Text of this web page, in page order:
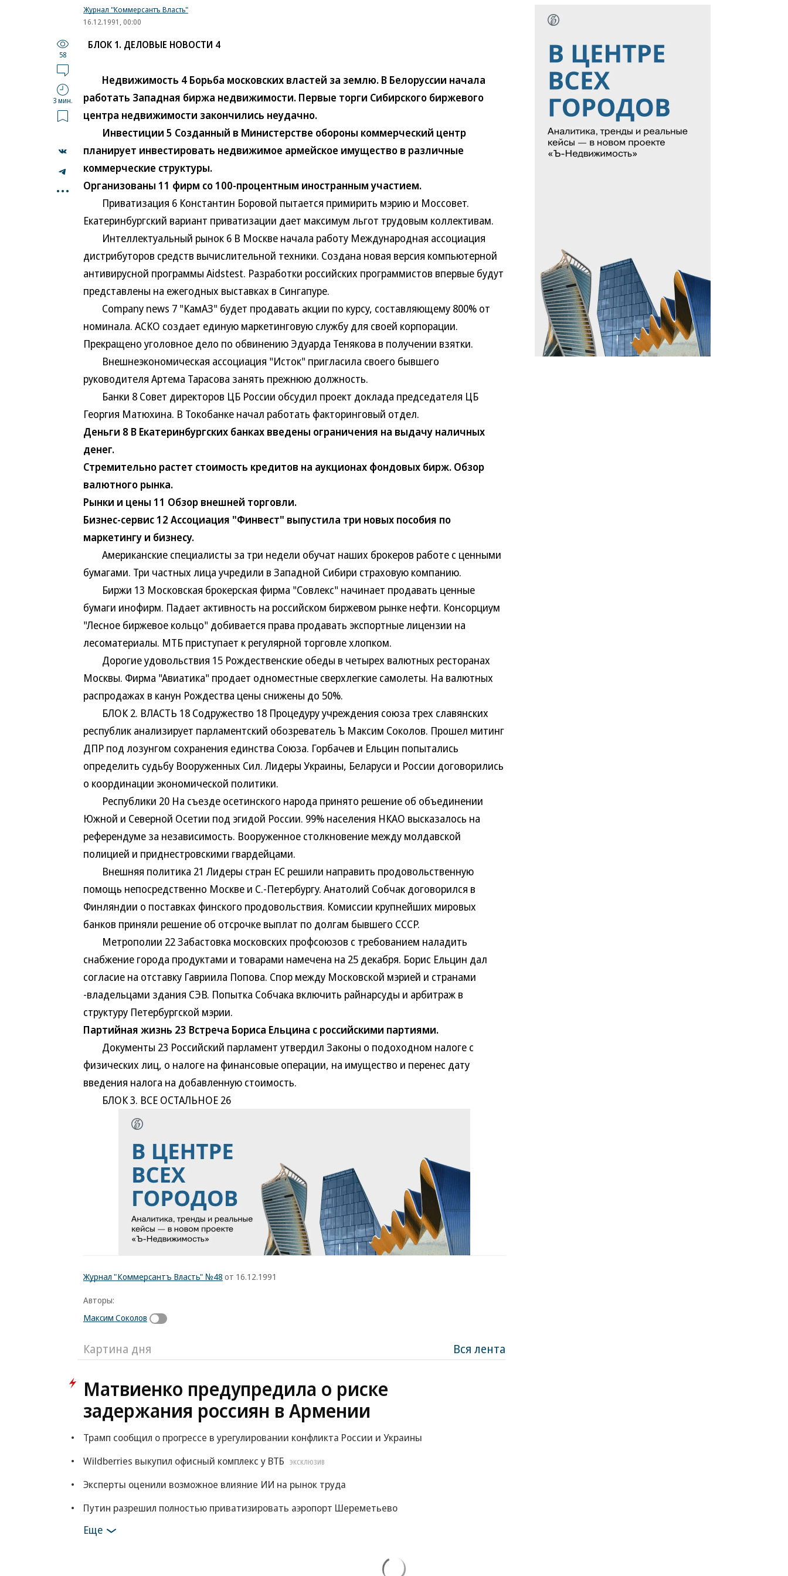
Журнал "Коммерсантъ Власть"
16.12.1991, 00:00
58
3 мин.
...
БЛОК 1. ДЕЛОВЫЕ НОВОСТИ 4
Недвижимость 4 Борьба московских властей за землю. В Белоруссии начала
работать Западная биржа недвижимости. Первые торги Сибирского биржевого
центра недвижимости закончились неудачно.
Инвестиции 5 Созданный в Министерстве обороны коммерческий центр
планирует инвестировать недвижимое армейское имущество в различные
коммерческие структуры.
Организованы 11 фирм со 100-процентным иностранным участием.
Приватизация 6 Константин Боровой пытается примирить мэрию и Моссовет.
Екатеринбургский вариант приватизации дает максимум льгот трудовым коллективам.
Интеллектуальный рынок 6 В Москве начала работу Международная ассоциация
дистрибуторов средств вычислительной техники. Создана новая версия компьютерной
антивирусной программы Aidstest. Разработки российских программистов впервые будут
представлены на ежегодных выставках в Сингапуре.
Company news 7 "КамАЗ" будет продавать акции по курсу, составляющему 800% от
номинала. АСКО создает единую маркетинговую службу для своей корпорации.
Прекращено уголовное дело по обвинению Эдуарда Тенякова в получении взятки.
Внешнеэкономическая ассоциация "Исток" пригласила своего бывшего
руководителя Артема Тарасова занять прежнюю должность.
Банки 8 Совет директоров ЦБ России обсудил проект доклада председателя ЦБ
Георгия Матюхина. В Токобанке начал работать факторинговый отдел.
Деньги 8 В Екатеринбургских банках введены ограничения на выдачу наличных
денег.
Стремительно растет стоимость кредитов на аукционах фондовых бирж. Обзор
валютного рынка.
Рынки и цены 11 Обзор внешней торговли.
Бизнес-сервис 12 Ассоциация "Финвест" выпустила три новых пособия по
маркетингу и бизнесу.
Американские специалисты за три недели обучат наших брокеров работе с ценными
бумагами. Три частных лица учредили в Западной Сибири страховую компанию.
Биржи 13 Московская брокерская фирма "Совлекс" начинает продавать ценные
бумаги инофирм. Падает активность на российском биржевом рынке нефти. Консорциум
"Лесное биржевое кольцо" добивается права продавать экспортные лицензии на
лесоматериалы. МТБ приступает к регулярной торговле хлопком.
Дорогие удовольствия 15 Рождественские обеды в четырех валютных ресторанах
Москвы. Фирма "Авиатика" продает одноместные сверхлегкие самолеты. На валютных
распродажах в канун Рождества цены снижены до 50%.
БЛОК 2. ВЛАСТЬ 18 Содружество 18 Процедуру учреждения союза трех славянских
республик анализирует парламентский обозреватель Ъ Максим Соколов. Прошел митинг
ДПР под лозунгом сохранения единства Союза. Горбачев и Ельцин попытались
определить судьбу Вооруженных Сил. Лидеры Украины, Беларуси и России договорились
о координации экономической политики.
Республики 20 На съезде осетинского народа принято решение об объединении
Южной и Северной Осетии под эгидой России. 99% населения НКАО высказалось на
референдуме за независимость. Вооруженное столкновение между молдавской
полицией и приднестровскими гвардейцами.
Внешняя политика 21 Лидеры стран ЕС решили направить продовольственную
помощь непосредственно Москве и С.-Петербургу. Анатолий Собчак договорился в
Финляндии о поставках финского продовольствия. Комиссии крупнейших мировых
банков приняли решение об отсрочке выплат по долгам бывшего СССР.
Метрополии 22 Забастовка московских профсоюзов с требованием наладить
снабжение города продуктами и товарами намечена на 25 декабря. Борис Ельцин дал
согласие на отставку Гавриила Попова. Спор между Московской мэрией и странами
-владельцами здания СЭВ. Попытка Собчака включить райнарсуды и арбитраж в
структуру Петербургской мэрии.
Партийная жизнь 23 Встреча Бориса Ельцина с российскими партиями.
Документы 23 Российский парламент утвердил Законы о подоходном налоге с
физических лиц, о налоге на финансовые операции, на имущество и перенес дату
введения налога на добавленную стоимость.
БЛОК 3. ВСЕ ОСТАЛЬНОЕ 26
Журнал "Коммерсантъ Власть" №48 от 16.12.1991
Авторы:
Максим Соколов
Картина дня Вся лента
Матвиенко предупредила о риске
задержания россиян в Армении
Трамп сообщил о прогрессе в урегулировании конфликта России и Украины
Wildberries выкупил офисный комплекс у ВТБ
ЭКСКЛЮЗИВ
Эксперты оценили возможное влияние ИИ на рынок труда
Путин разрешил полностью приватизировать аэропорт Шереметьево
Еще